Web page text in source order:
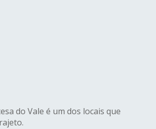
do Vale é um dos locais que